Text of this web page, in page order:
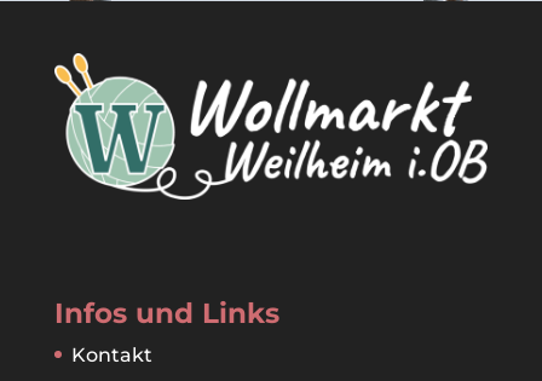
Infos und Links
Kontakt